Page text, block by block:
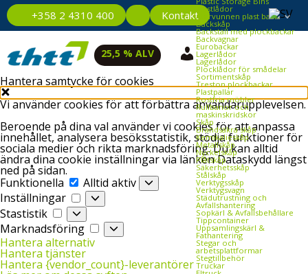
Hantera samtycke för cookies
Vi använder cookies för att förbättra användarupplevelsen.
Beroende på dina val använder vi cookies för att anpassa
innehållet, analysera besöksstatistik, stödja funktioner för
sociala medier och rikta marknadsföring. Du kan alltid
ändra dina cookie inställningar via länken Dataskydd längst
ned på sidan.
Funktionella
Funktionella
Alltid aktiv
Inställningar
Inställningar
Stastistik
Stastistik
Marknadsföring
Marknadsföring
Hantera alternativ
Hantera tjänster
Hantera {vendor_count}-leverantörer
+358 2 4310 400 Kontakt Plastlådor
Återvunnen plast back
Backskåp
Backställ med plockbackar
Backvagnar
Eurobackar
Lagerlådor
Lagerlådor
Plocklådor för smådelar
Sortimentskåp
Treston plockbackar
Plastpallar
Rostfria möbler
Rullbanor och
maskinskridskor
Skåp
Brandsäkra skåp
Kemikalieskåp
Metallskåp
Nyckelskåp
Plåtskåp
Säkerhetsskåp
Stålskåp
Verktygsskåp
Verktygsvagn
Städutrustning och
Avfallshantering
Sopkärl & Avfallsbehållare
Tippcontainer
Uppsamlingskärl &
Fathantering
Stegar och
arbetsplattformar
Stegtillbehör
Truckar
25,5 % ALV